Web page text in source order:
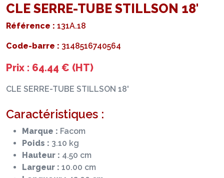
CLE SERRE-TUBE STILLSON 18'
Référence : 131A.18
Code-barre : 3148516740564
Prix : 64.44 € (HT)
CLE SERRE-TUBE STILLSON 18'
Caractéristiques :
Marque : Facom
Poids : 3.10 kg
Hauteur : 4.50 cm
Largeur : 10.00 cm